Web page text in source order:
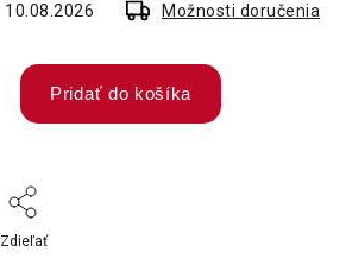
10.08.2026 Možnosti doručenia
Pridať do košíka
Zdieľať